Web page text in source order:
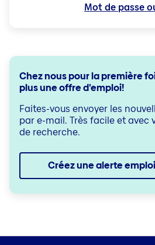
Mot de passe
Chez nous pour la première
plus une offre d’emploi!
Faites-vous envoyer les
par e-mail. Très facile et avec
de recherche.
Créez une alerte